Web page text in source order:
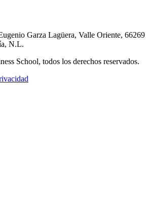
Garza Lagüera, Valle Oriente, 66269
N.L.
School, todos los derechos reservados.